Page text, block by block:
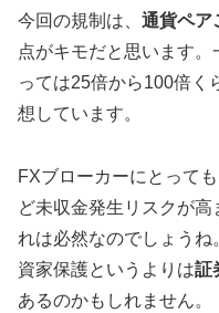
今回の規制は、 通貨ペア
点がキモだと思います
っては25倍から100倍く
想しています。
FXブローカーにとって
ど未収金発生リスクが
れは必然なのでしょう
資家保護というよりは証
あるのかもしれません。